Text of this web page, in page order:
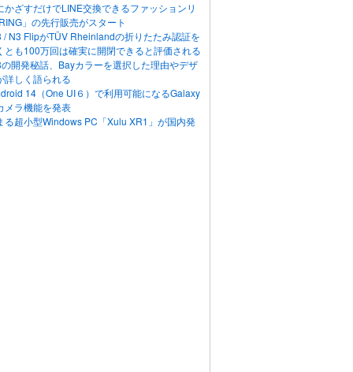
かざすだけでLINE交換できるファッションリ
」の先行販売がスタート
/ N3 FlipがTÜV Rheinlandの折りたたみ認証を
とも100万回は確実に開閉できると評価される
開発秘話、Bayカラーを選択した理由やデザ
詳しく語られる
14（One UI６）で利用可能になるGalaxy
メラ機能を発表
る超小型Windows PC「Xulu XR1」が国内発